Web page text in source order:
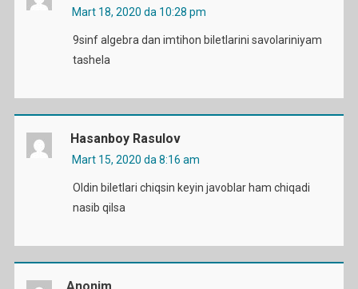
Mart 18, 2020 da 10:28 pm
9sinf algebra dan imtihon biletlarini savolariniyam
tashela
Hasanboy Rasulov
Mart 15, 2020 da 8:16 am
Oldin biletlari chiqsin keyin javoblar ham chiqadi
nasib qilsa